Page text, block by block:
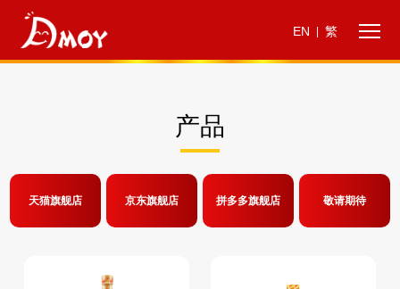
EN 繁
产品
天猫旗舰店 京东旗舰店 拼多多旗舰店 敬请期待